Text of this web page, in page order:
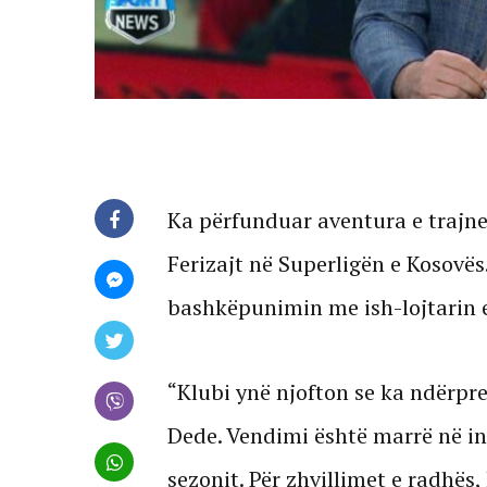
Ka përfunduar aventura e
Ferizajt në Superligën e
bashkëpunimin me ish-lojtarin
“Klubi ynë njofton se ka
Dede. Vendimi është marrë në
sezonit. Për zhvillimet e